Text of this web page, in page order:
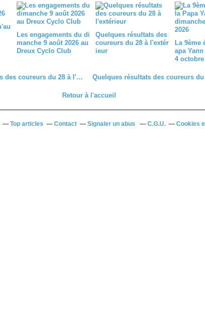
Les engagements du di
manche 9 août 2026 au
Dreux Cyclo Club
Quelques résultats des
coureurs du 28 à l'extér
ieur
La 9ème
apa
4 octobre
Quelques résultats des coureurs du 28 à l'extérieur
Retour à l'accueil
Top articles Contact Signaler un abus C.G.U. Cookies